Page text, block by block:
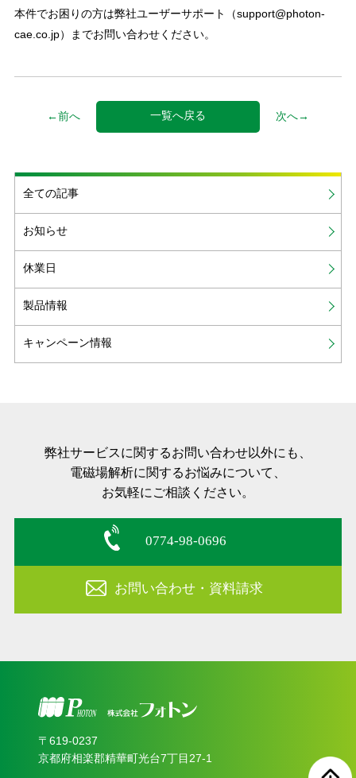
本件でお困りの方は弊社ユーザーサポート（support@photon-
cae.co.jp）までお問い合わせください。
←前へ 一覧へ戻る 次へ→
全ての記事
お知らせ
休業日
製品情報
キャンペーン情報
弊社サービスに関するお問い合わせ以外にも、
電磁場解析に関するお悩みについて、
お気軽にご相談ください。
0774-98-0696
お問い合わせ・資料請求
〒619‐0237
京都府相楽郡精華町光台7丁目27-1